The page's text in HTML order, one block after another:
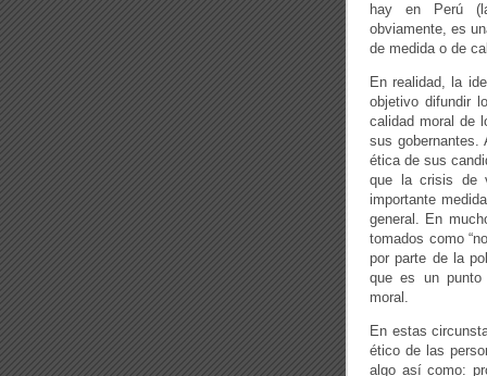
hay en Perú
obviamente, es
de medida o de
En realidad, la
objetivo difundir
calidad moral de
sus gobernantes.
ética de sus
que la crisis de
importante
general. En
tomados como
por parte de la
que es un punto
moral.
En estas
ético de las
algo así como: